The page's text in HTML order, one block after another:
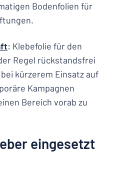
Bodenfolien für
: Klebefolie für den
Regel rückstandsfrei
kürzerem Einsatz auf
Kampagnen
Bereich vorab zu
eingesetzt